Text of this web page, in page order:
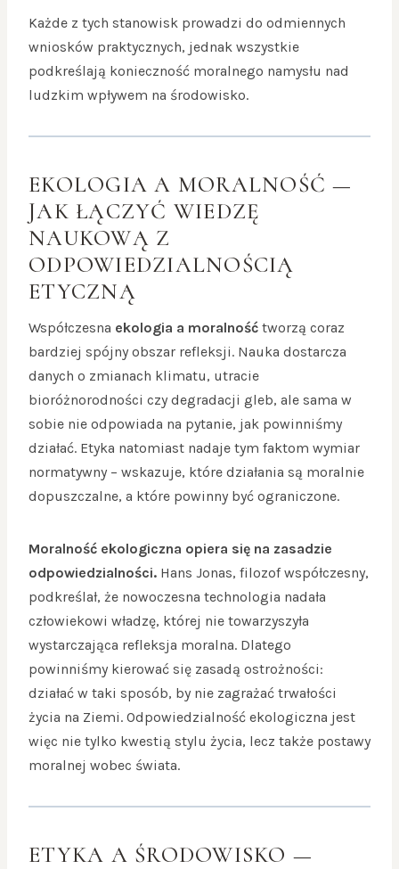
Każde z tych stanowisk prowadzi do odmiennych
wniosków praktycznych, jednak wszystkie
podkreślają konieczność moralnego namysłu nad
ludzkim wpływem na środowisko.
EKOLOGIA A MORALNOŚĆ —
JAK ŁĄCZYĆ WIEDZĘ
NAUKOWĄ Z
ODPOWIEDZIALNOŚCIĄ
ETYCZNĄ
Współczesna ekologia a moralność tworzą coraz
bardziej spójny obszar refleksji. Nauka dostarcza
danych o zmianach klimatu, utracie
bioróżnorodności czy degradacji gleb, ale sama w
sobie nie odpowiada na pytanie, jak powinniśmy
działać. Etyka natomiast nadaje tym faktom wymiar
normatywny – wskazuje, które działania są moralnie
dopuszczalne, a które powinny być ograniczone.
Moralność ekologiczna opiera się na zasadzie
odpowiedzialności. Hans Jonas, filozof współczesny,
podkreślał, że nowoczesna technologia nadała
człowiekowi władzę, której nie towarzyszyła
wystarczająca refleksja moralna. Dlatego
powinniśmy kierować się zasadą ostrożności:
działać w taki sposób, by nie zagrażać trwałości
życia na Ziemi. Odpowiedzialność ekologiczna jest
więc nie tylko kwestią stylu życia, lecz także postawy
moralnej wobec świata.
ETYKA A ŚRODOWISKO —